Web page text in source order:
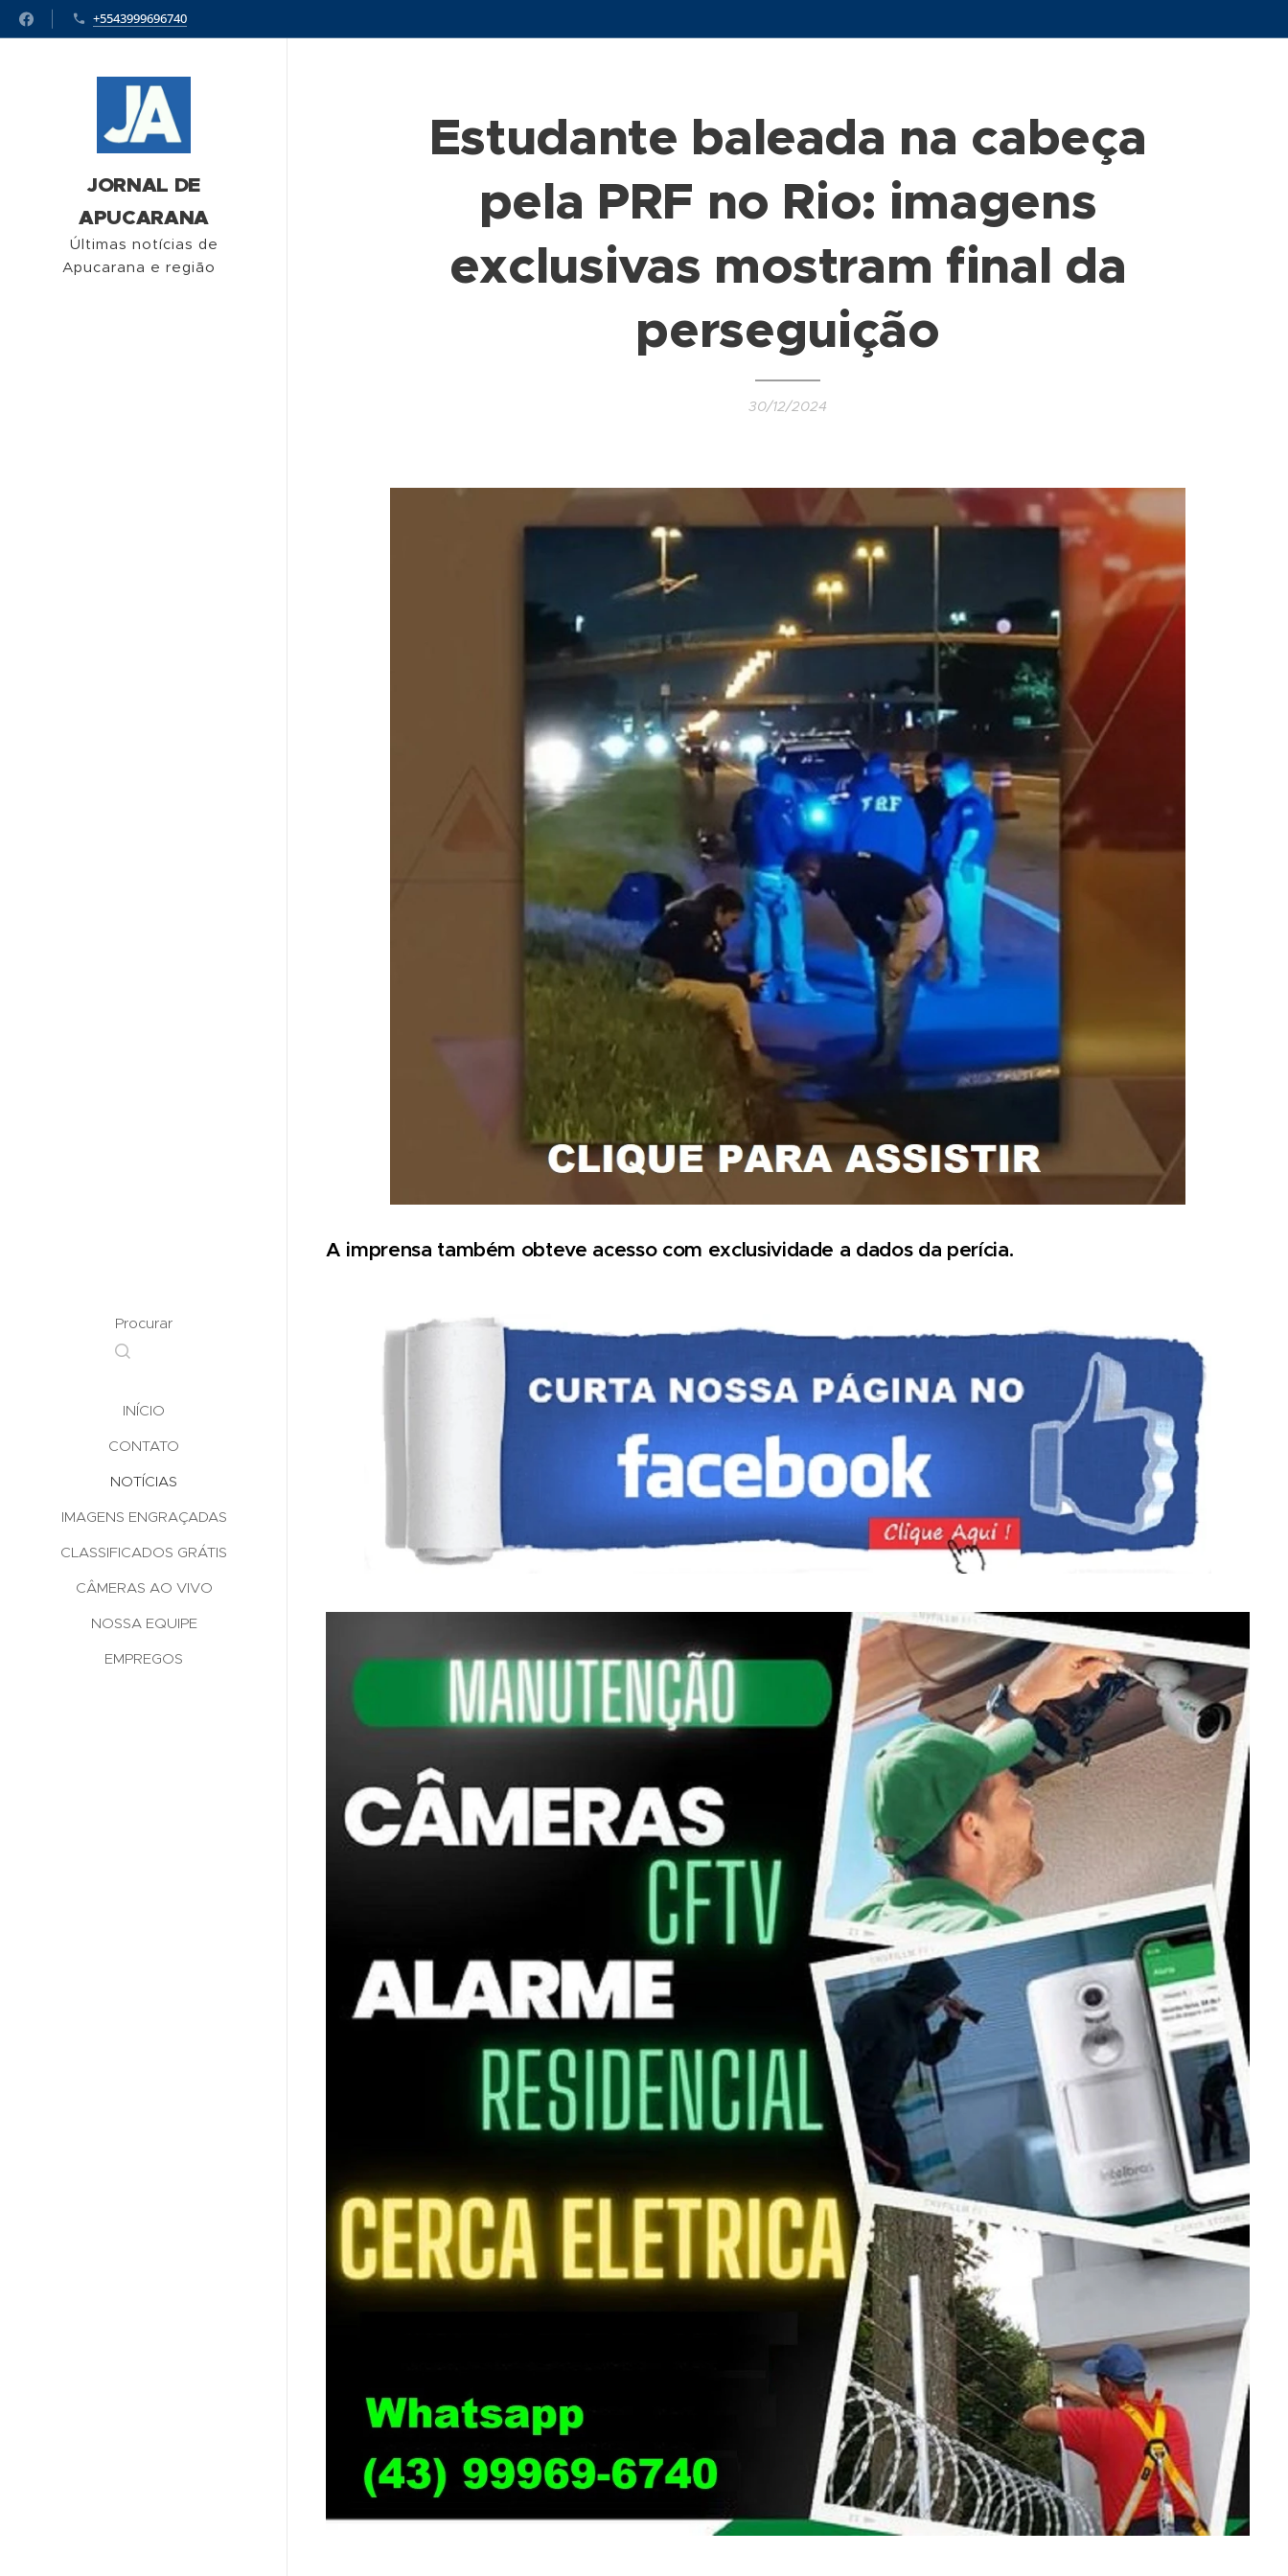
+5543999696740
JORNAL DE
APUCARANA
Últimas notícias de
Apucarana e região
Procurar
INÍCIO
CONTATO
NOTÍCIAS
IMAGENS ENGRAÇADAS
CLASSIFICADOS GRÁTIS
CÂMERAS AO VIVO
NOSSA EQUIPE
EMPREGOS
Estudante baleada na cabeça
pela PRF no Rio: imagens
exclusivas mostram final da
perseguição
30/12/2024
A imprensa também obteve acesso com exclusividade a dados da perícia.